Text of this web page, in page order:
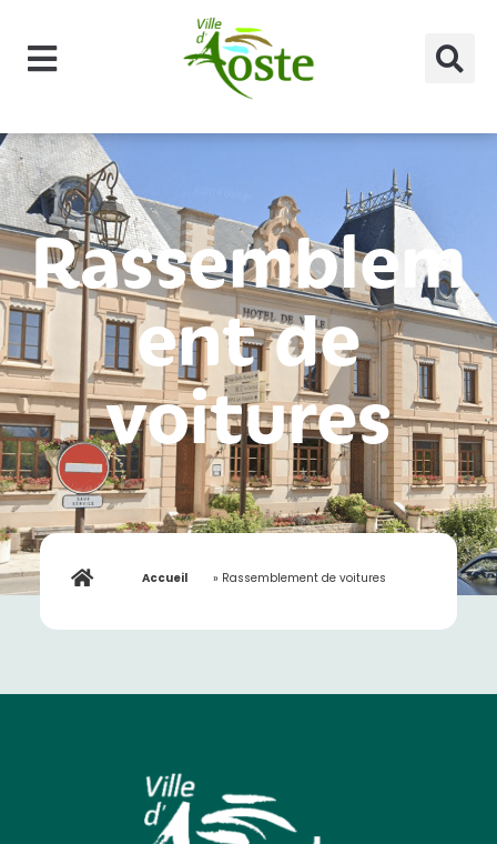
Rassemblem
ent de
voitures
Accueil » Rassemblement de voitures